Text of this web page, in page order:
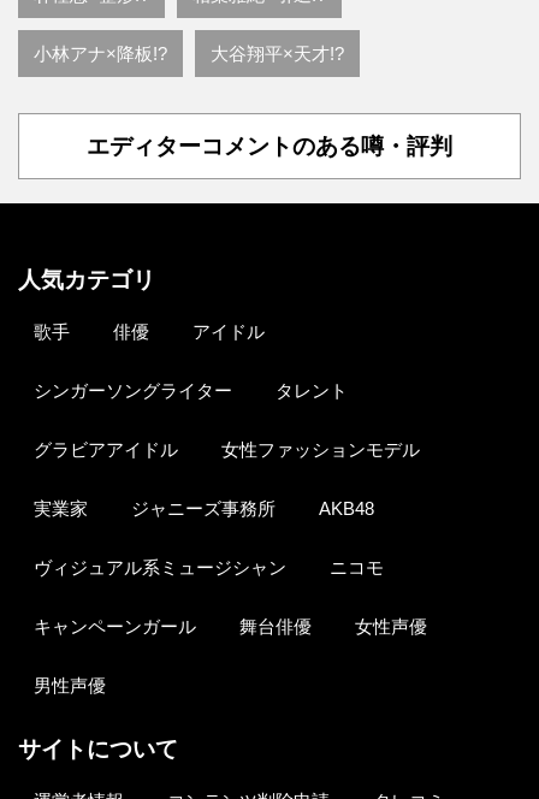
小林アナ×降板!? 大谷翔平×天才!?
エディターコメントのある噂・評判
人気カテゴリ
歌手 俳優 アイドル
シンガーソングライター タレント
グラビアアイドル 女性ファッションモデル
実業家 ジャニーズ事務所 AKB48
ヴィジュアル系ミュージシャン ニコモ
キャンペーンガール 舞台俳優 女性声優
男性声優
サイトについて